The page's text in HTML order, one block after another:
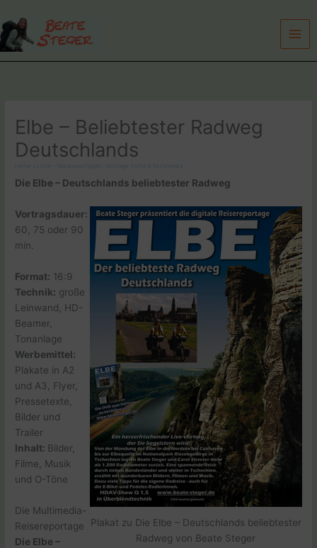
Inhalt
springen
Elbe – Beliebtester Radweg
Deutschlands
Home Linse – Reisereportagen, Vorträge, Filme & Multimedia
Die Elbe – Deutschlands beliebtester Radweg
Plakat zu Die Elbe – Deutschlands beliebtester
Radweg von Beate Steger
Vortragsdauer:
60, 75 oder 90
min.
Format: 16:9
Technik: große
Leinwand, HD-
Beamer,
Tonanlage
Werbemittel:
Plakate in A2
und A3, Flyer,
Pressetexte,
Bilder und
Trailer
Inhalt: Bilder,
Filme, Musik
und O-Töne
Die Multimedia-
Reisereportage
Die Elbe –